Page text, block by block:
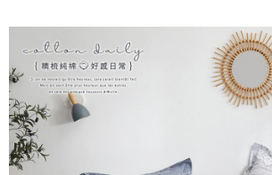
2.付款方式選擇「大哥付你分期」，訂單成立後會自
流程，驗證手機門號後，選擇欲分期的期數、繳款截
成交易。
3.實際核准額度、可分期數及費用金額請依後續交易
4.訂單成立30分鐘內，如未前往確認交易或遇審核未
消。如遇「轉專審核」未通過狀況，表示未達大哥付
法說明評估內容。
【繳款方式說明】
1.分期款項不併入電信帳單，「大哥付你分期」於每
【關於「AFTEE先享後付」】
AFTEE先享後付是「在收到商品之後才付款」的支付
便利好安心！
１．簡單：不需註冊會員、不需綁卡、不需儲值。
２．便利：只要手機號碼，簡訊認證，即可結帳。
３．安心：先確認商品／服務後，再付款。
【「AFTEE先享後付」結帳流程】
Hami Point
相關說明
「Hami Point」為中華電信所提供之點數服務，可於
會員帳號後，即可在購物車使用 Hami Point 折抵消
ATM付款
運送方式